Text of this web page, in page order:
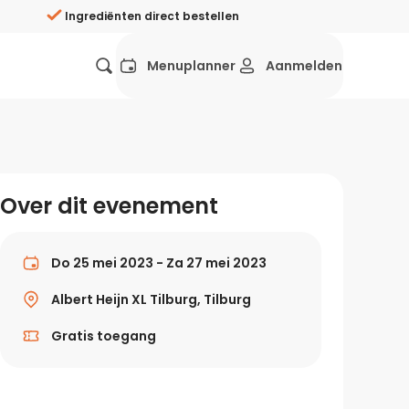
Ingrediënten direct bestellen
Wat eten we vandaag?
Gezonde recepten
Recepten avondeten
Menuplanner Aanmelden
Over dit evenement
Do 25 mei 2023 - Za 27 mei 2023
Albert Heijn XL Tilburg, Tilburg
Gratis toegang